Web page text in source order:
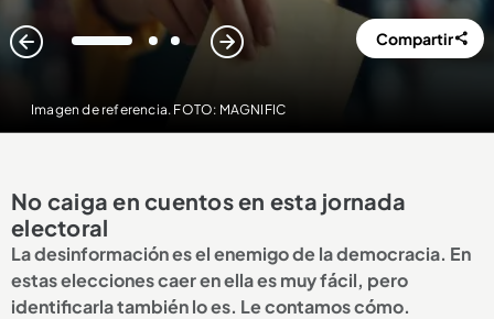
Imagen de referencia. FOTO: MAGNIFIC
1 2 3 Compartir
No caiga en cuentos en esta jornada
electoral
La desinformación es el enemigo de la democracia. En
estas elecciones caer en ella es muy fácil, pero
identificarla también lo es. Le contamos cómo.